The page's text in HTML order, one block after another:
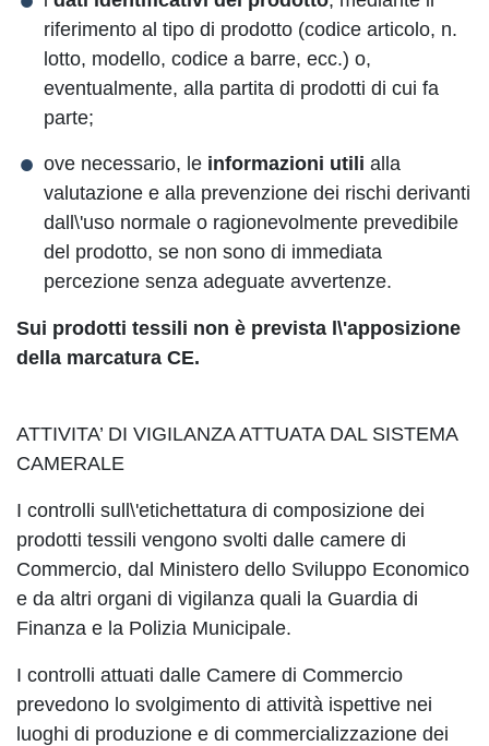
riferimento al tipo di prodotto (codice articolo, n.
lotto, modello, codice a barre, ecc.) o,
eventualmente, alla partita di prodotti di cui fa
parte;
ove necessario, le informazioni utili alla
valutazione e alla prevenzione dei rischi derivanti
dall\'uso normale o ragionevolmente prevedibile
del prodotto, se non sono di immediata
percezione senza adeguate avvertenze.
Sui prodotti tessili non è prevista l\'apposizione
della marcatura CE.
ATTIVITA’ DI VIGILANZA ATTUATA DAL SISTEMA
CAMERALE
I controlli sull\'etichettatura di composizione dei
prodotti tessili vengono svolti dalle camere di
Commercio, dal Ministero dello Sviluppo Economico
e da altri organi di vigilanza quali la Guardia di
Finanza e la Polizia Municipale.
I controlli attuati dalle Camere di Commercio
prevedono lo svolgimento di attività ispettive nei
luoghi di produzione e di commercializzazione dei